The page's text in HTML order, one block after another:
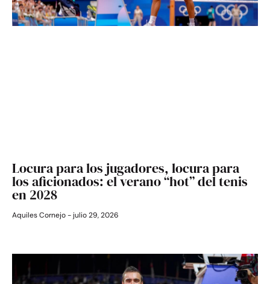
Locura para los jugadores, locura para
los aficionados: el verano “hot” del tenis
en 2028
Aquiles Cornejo julio 29, 2026